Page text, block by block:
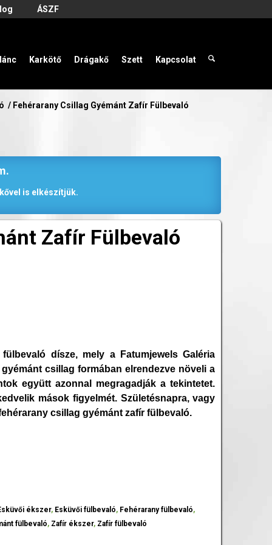
ÁSZF
Karkötő Drágakő Szett Kapcsolat
/ Fehérarany Csillag Gyémánt Zafír Fülbevaló
is elkészítjük.
Zafír Fülbevaló
dísze, mely a Fatumjewels Galéria
csillag formában elrendezve növeli a
együtt azonnal megragadják a tekintetet.
mások figyelmét. Születésnapra, vagy
csillag gyémánt zafír fülbevaló.
ékszer, Esküvői fülbevaló, Fehérarany fülbevaló,
fülbevaló, Zafír ékszer, Zafír fülbevaló